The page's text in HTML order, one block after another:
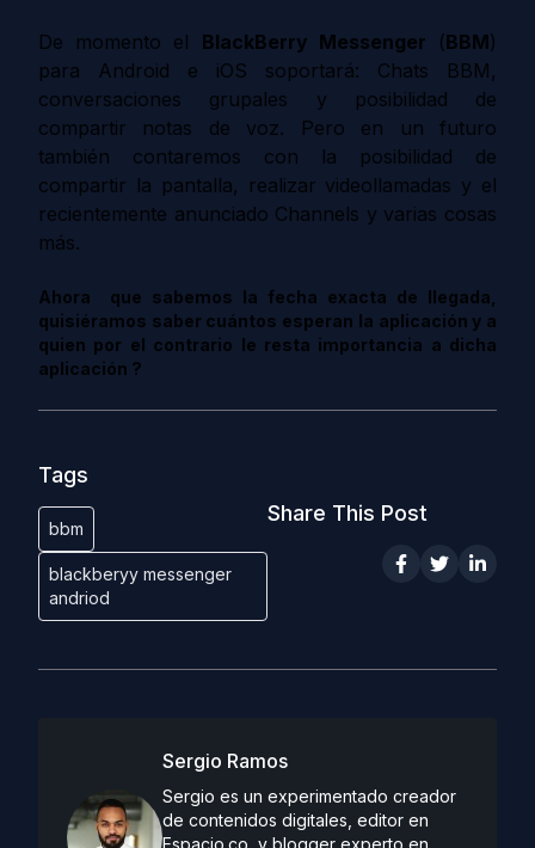
De momento el BlackBerry Messenger (BBM)
para Android e iOS soportará: Chats BBM,
conversaciones grupales y posibilidad de
compartir notas de voz. Pero en un futuro
también contaremos con la posibilidad de
compartir la pantalla, realizar videollamadas y el
recientemente anunciado Channels y varias cosas
más.
Ahora que sabemos la fecha exacta de llegada,
quisiéramos saber cuántos esperan la aplicación y a
quien por el contrario le resta importancia a dicha
aplicación ?
Tags
bbm
blackberyy messenger
andriod
Share This Post
Sergio Ramos
Sergio es un experimentado creador
de contenidos digitales, editor en
Espacio.co, y blogger experto en